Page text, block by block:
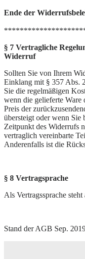
Ende der
§ 7 Vertragliche
Widerruf
Sollten Sie von Ihrem
Einklang mit § 357 Abs.
Sie die regelmäßigen
wenn die gelieferte Ware
Preis der
übersteigt oder wenn Sie
Zeitpunkt des Widerrufs
vertraglich vereinbarte
Anderenfalls ist die
§ 8 Vertragsprache
Als Vertragssprache
Stand der AGB Sep.